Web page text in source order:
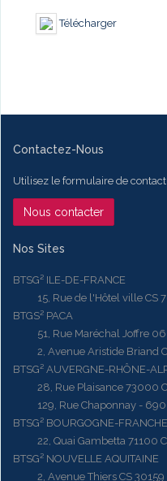
Télécharger
Contactez-Nous
Utilisez le formulaire de contact
Nous contacter
Nos Sites
BTSG² ILE-DE-FRANCE
15, Rue de l'Hôtel ville CS
BTGS² PACA
51, Rue Maréchal Joffre
2, Avenue Aristide Briand
BTSG² AUVERGNE-RHÔNE-
28, Rue Plaisance 73000
129, Rue Chaponnay -
BTSG² BOURGOGNE-
22, Quai Gambetta 71100
BTSG² NOUVELLE AQUITAINE
2, Avenue Thiers CS 30159